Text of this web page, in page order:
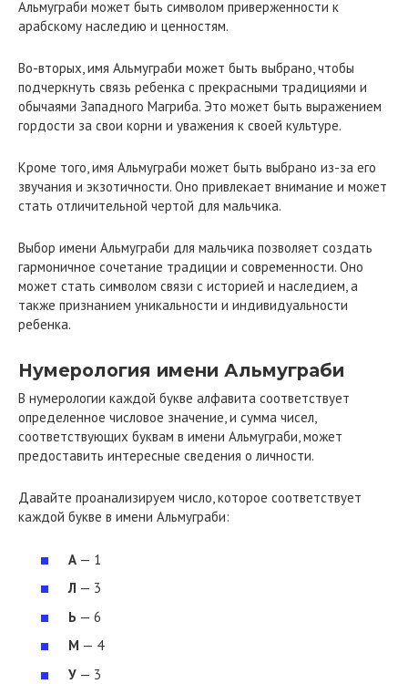
Альмуграби может быть символом приверженности к
арабскому наследию и ценностям.
Во-вторых, имя Альмуграби может быть выбрано, чтобы
подчеркнуть связь ребенка с прекрасными традициями и
обычаями Западного Магриба. Это может быть выражением
гордости за свои корни и уважения к своей культуре.
Кроме того, имя Альмуграби может быть выбрано из-за его
звучания и экзотичности. Оно привлекает внимание и может
стать отличительной чертой для мальчика.
Выбор имени Альмуграби для мальчика позволяет создать
гармоничное сочетание традиции и современности. Оно
может стать символом связи с историей и наследием, а
также признанием уникальности и индивидуальности
ребенка.
Нумерология имени Альмуграби
В нумерологии каждой букве алфавита соответствует
определенное числовое значение, и сумма чисел,
соответствующих буквам в имени Альмуграби, может
предоставить интересные сведения о личности.
Давайте проанализируем число, которое соответствует
каждой букве в имени Альмуграби:
А — 1
Л — 3
Ь — 6
М — 4
У — 3